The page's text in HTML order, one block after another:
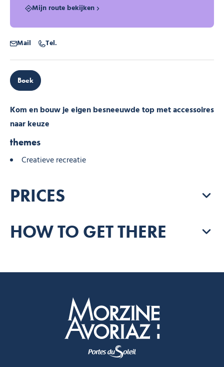
Kom en bouw je eigen besneeuwde top met accessoires
naar keuze
themes
Creatieve recreatie
PRICES
HOW TO GET THERE
Mijn route bekijken
Mail Tel.
Boek